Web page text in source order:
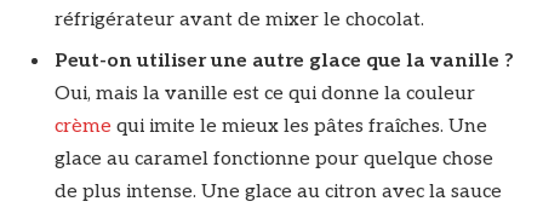
réfrigérateur avant de mixer le chocolat.
Peut-on utiliser une autre glace que la vanille ?
Oui, mais la vanille est ce qui donne la couleur
crème qui imite le mieux les pâtes fraîches. Une
glace au caramel fonctionne pour quelque chose
de plus intense. Une glace au citron avec la sauce